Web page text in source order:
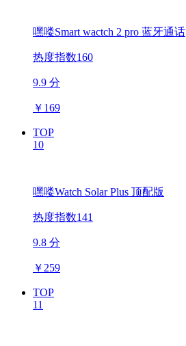
嘿喽Smart wactch 2 pro 蓝牙通话
热度指数160
9.9 分
￥ 169
TOP
10
嘿喽Watch Solar Plus 顶配版
热度指数141
9.8 分
￥ 259
TOP
11